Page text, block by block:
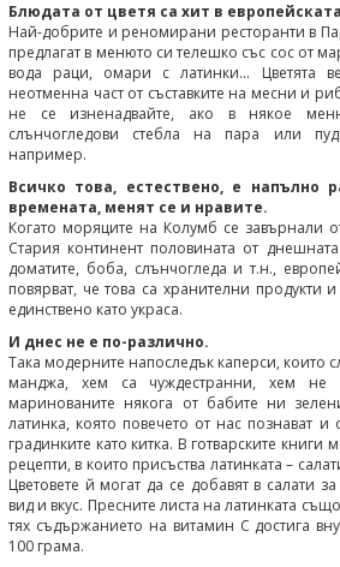
Блюдата от цветя са хит в
Най-добрите и реномирани ресторанти в
предлагат в менюто си телешко със сос от
вода раци, омари с латинки... Цветята
неотменна част от съставките на месни и
не се изненадвайте, ако в някое
слънчогледови стебла на пара или
например.
Всичко това, естествено, е напълно
времената, менят се и нравите.
Когато моряците на Колумб се завърнали
Стария континент половината от
доматите, боба, слънчогледа и т.н.,
повярват, че това са хранителни продукти
единствено като украса.
И днес не е по-различно.
Така модерните напоследък каперси, които
манджа, хем са чуждестранни, хем не
маринованите някога от бабите ни
латинка, която повечето от нас познават и
градинките като китка. В готварските книги
рецепти, в които присъства латинката –
Цветовете й могат да се добавят в салати
вид и вкус. Пресните листа на латинката
тях съдържанието на витамин С достига
100 грама.